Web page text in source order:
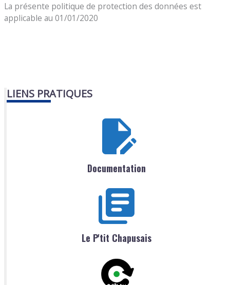
La présente politique de protection des données est
applicable au 01/01/2020
LIENS PRATIQUES
Documentation
Le P'tit Chapusais